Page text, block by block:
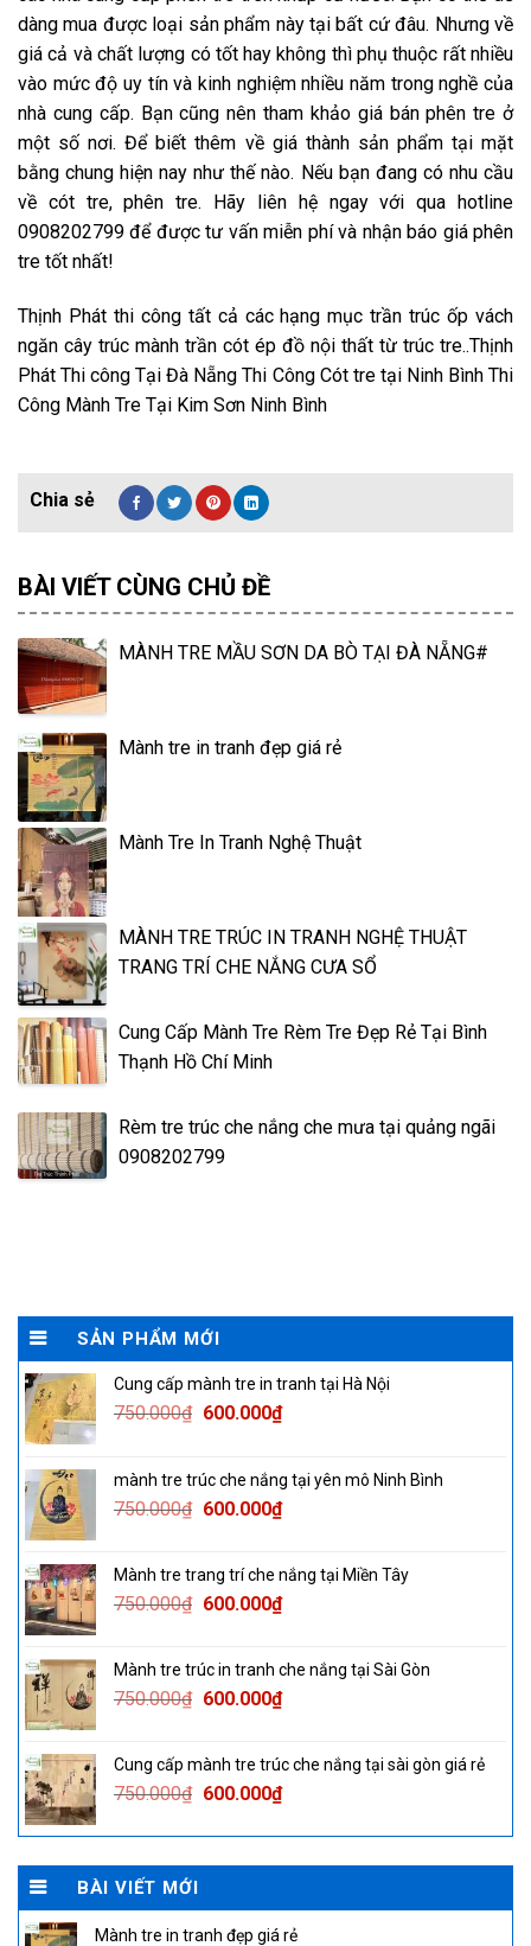
dàng mua được loại sản phẩm này tại bất cứ đâu. Nhưng về
giá cả và chất lượng có tốt hay không thì phụ thuộc rất nhiều
vào mức độ uy tín và kinh nghiệm nhiều năm trong nghề của
nhà cung cấp. Bạn cũng nên tham khảo giá bán phên tre ở
một số nơi. Để biết thêm về giá thành sản phẩm tại mặt
bằng chung hiện nay như thế nào. Nếu bạn đang có nhu cầu
về cót tre, phên tre. Hãy liên hệ ngay với qua hotline
0908202799 để được tư vấn miễn phí và nhận báo giá phên
tre tốt nhất!
Thịnh Phát thi công tất cả các hạng mục trần trúc ốp vách
ngăn cây trúc mành trần cót ép đồ nội thất từ trúc tre..Thịnh
Phát Thi công Tại Đà Nẵng Thi Công Cót tre tại Ninh Bình Thi
Công Mành Tre Tại Kim Sơn Ninh Bình
BÀI VIẾT CÙNG CHỦ ĐỀ
MÀNH TRE MẦU SƠN DA BÒ TẠI ĐÀ NẴNG#
Mành tre in tranh đẹp giá rẻ
Mành Tre In Tranh Nghệ Thuật
MÀNH TRE TRÚC IN TRANH NGHỆ THUẬT
TRANG TRÍ CHE NẮNG CƯA SỔ
Cung Cấp Mành Tre Rèm Tre Đẹp Rẻ Tại Bình
Thạnh Hồ Chí Minh
Rèm tre trúc che nắng che mưa tại quảng ngãi
0908202799
SẢN PHẨM MỚI
Cung cấp mành tre in tranh tại Hà Nội
750.000₫ Original
750.000₫.
600.000₫Current
600.000₫.
mành tre trúc che nắng tại yên mô Ninh Bình
750.000₫ Original
750.000₫.
600.000₫Current
600.000₫.
Mành tre trang trí che nắng tại Miền Tây
750.000₫ Original
750.000₫.
600.000₫Current
600.000₫.
Mành tre trúc in tranh che nắng tại Sài Gòn
750.000₫ Original
750.000₫.
600.000₫Current
600.000₫.
Cung cấp mành tre trúc che nắng tại sài gòn giá rẻ
750.000₫ Original
was:
750.000₫.
600.000₫Current
is:
600.000₫.
BÀI VIẾT MỚI
Mành tre in tranh đẹp giá rẻ